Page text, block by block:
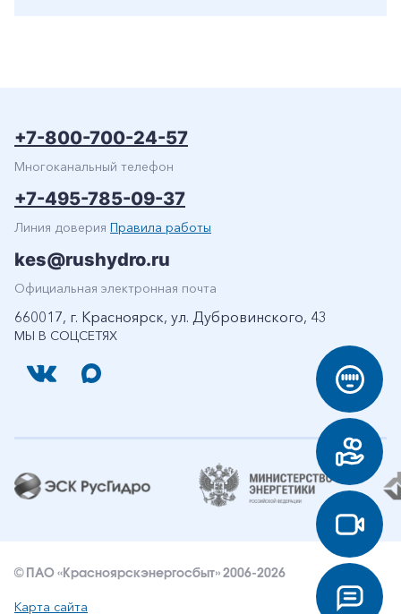
МЫ В СОЦСЕТЯХ
+7-800-700-24-57
Многоканальный телефон
+7-495-785-09-37
Линия доверия Правила работы
kes@rushydro.ru
Официальная электронная почта
660017, г. Красноярск, ул. Дубровинского, 43
© ПАО «Красноярскэнергосбыт» 2006-2026
Карта сайта